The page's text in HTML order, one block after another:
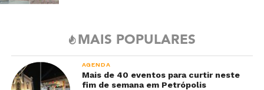
MAIS POPULARES
AGENDA
Mais de 40 eventos para curtir neste
fim de semana em Petrópolis